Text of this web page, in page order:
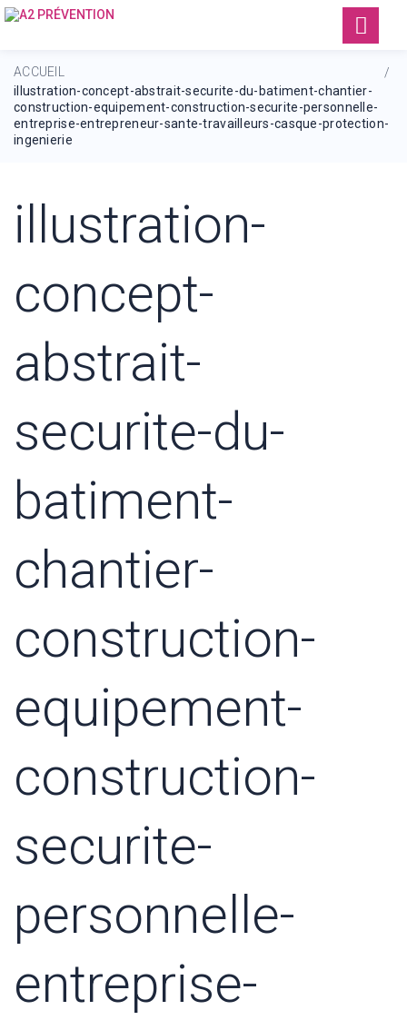
ACCUEIL
/
illustration-concept-abstrait-securite-du-batiment-chantier-
construction-equipement-construction-securite-personnelle-
entreprise-entrepreneur-sante-travailleurs-casque-protection-
ingenierie
illustration-
concept-
abstrait-
securite-du-
batiment-
chantier-
construction-
equipement-
construction-
securite-
personnelle-
entreprise-